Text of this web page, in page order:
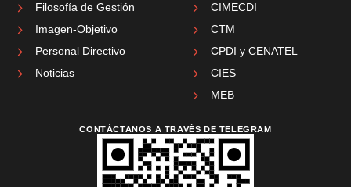
Filosofía de Gestión
Imagen-Objetivo
Personal Directivo
Noticias
CIMECDI
CTM
CPDI y CENATEL
CIES
MEB
CONTÁCTANOS A TRAVÉS DE TELEGRAM